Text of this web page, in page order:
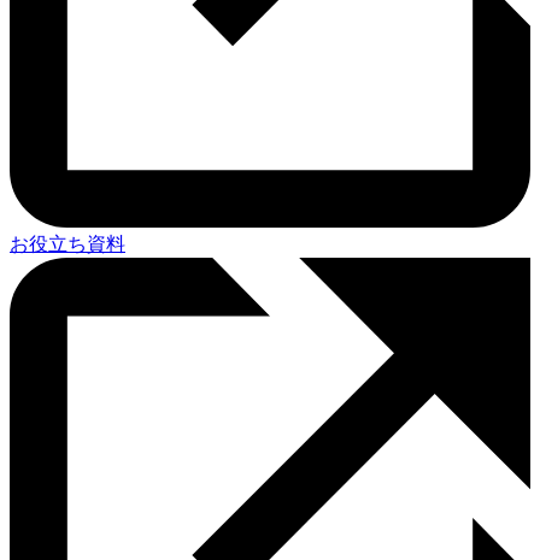
お役立ち資料